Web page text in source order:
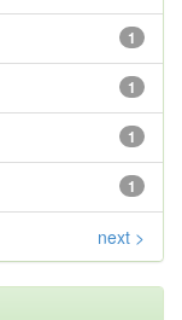
1
1
1
1
next >